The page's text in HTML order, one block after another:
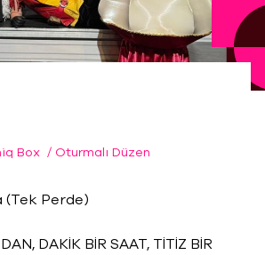
Box / Oturmalı Düzen
(Tek Perde)
DAKİK BİR SAAT, TİTİZ BİR